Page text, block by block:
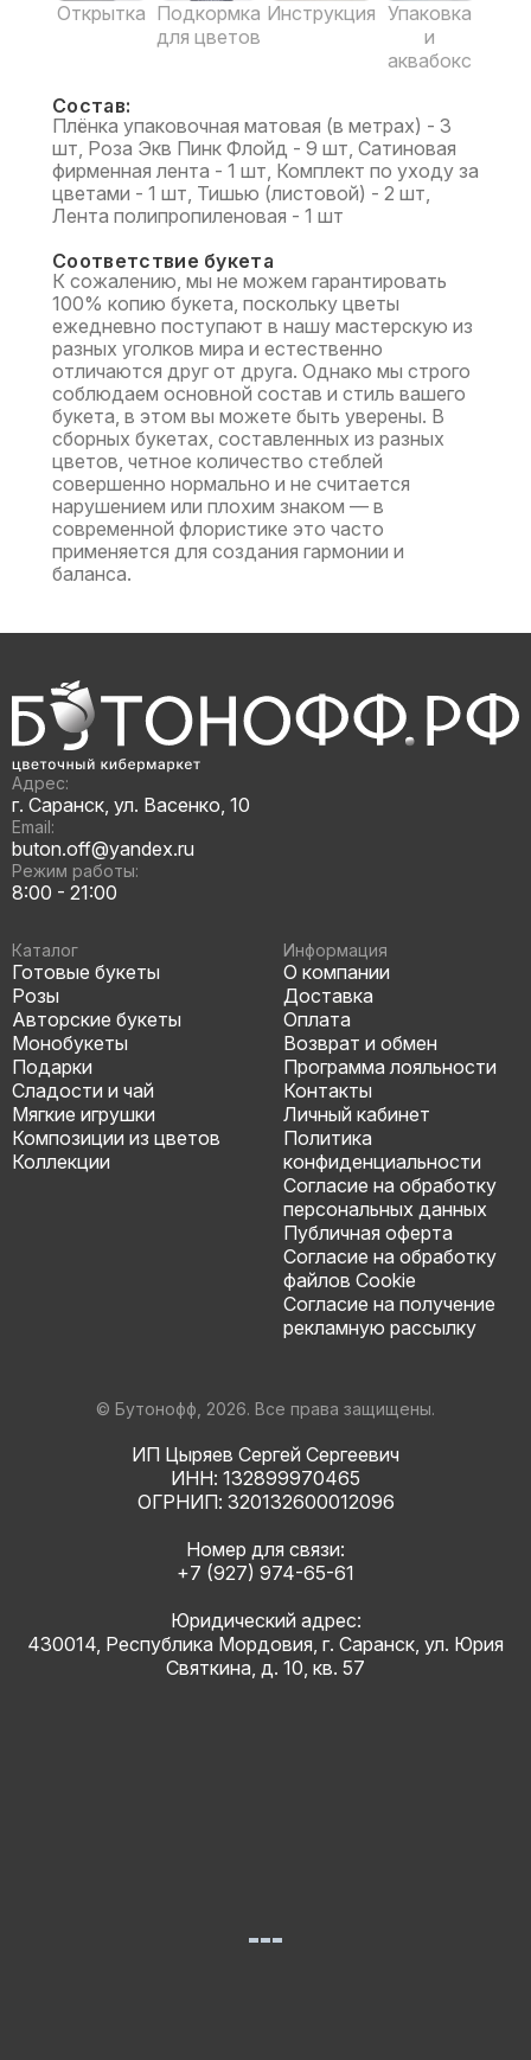
Открытка Подкормка
для цветов
Инструкция Упаковка
и
аквабокс
Состав:
Плёнка упаковочная матовая (в метрах) - 3
шт, Роза Экв Пинк Флойд - 9 шт, Сатиновая
фирменная лента - 1 шт, Комплект по уходу за
цветами - 1 шт, Тишью (листовой) - 2 шт,
Лента полипропиленовая - 1 шт
Соответствие букета
К сожалению, мы не можем гарантировать
100% копию букета, поскольку цветы
ежедневно поступают в нашу мастерскую из
разных уголков мира и естественно
отличаются друг от друга. Однако мы строго
соблюдаем основной состав и стиль вашего
букета, в этом вы можете быть уверены. В
сборных букетах, составленных из разных
цветов, четное количество стеблей
совершенно нормально и не считается
нарушением или плохим знаком — в
современной флористике это часто
применяется для создания гармонии и
баланса.
Адрес:
г. Саранск, ул. Васенко, 10
Email:
buton.off@yandex.ru
Режим работы:
8:00 - 21:00
Каталог
Готовые букеты
Розы
Авторские букеты
Монобукеты
Подарки
Сладости и чай
Мягкие игрушки
Композиции из цветов
Коллекции
Информация
О компании
Доставка
Оплата
Возврат и обмен
Программа лояльности
Контакты
Личный кабинет
Политика
конфиденциальности
Согласие на обработку
персональных данных
Публичная оферта
Согласие на обработку
файлов Cookie
Согласие на получение
рекламную рассылку
© Бутонофф, 2026. Все права защищены.
ИП Цыряев Сергей Сергеевич
ИНН: 132899970465
ОГРНИП: 320132600012096
Номер для связи:
+7 (927) 974-65-61
Юридический адрес:
430014, Республика Мордовия, г. Саранск, ул. Юрия
Святкина, д. 10, кв. 57